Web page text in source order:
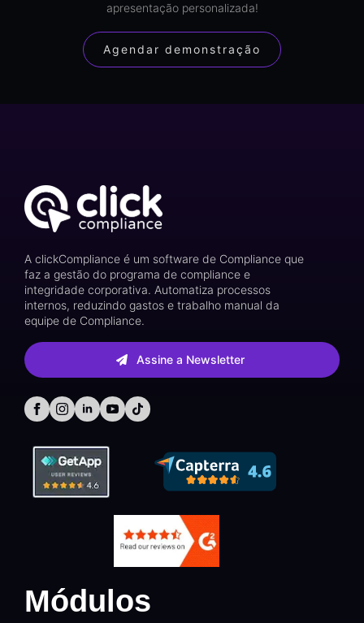
apresentação personalizada!
Agendar demonstração
A clickCompliance é um software de Compliance que
faz a gestão do programa de compliance e
integridade corporativa. Automatiza processos
internos, reduzindo gastos e trabalho manual da
equipe de Compliance.
Assine a Newsletter
Módulos